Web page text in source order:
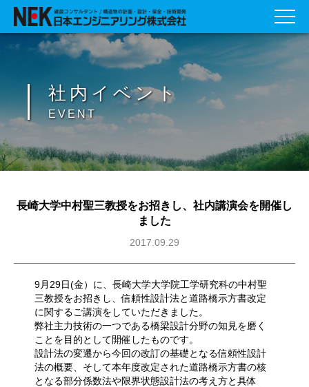
社内イベント
EVENT
長崎大学中村聖三教授をお招きし、社内講演会を開催し
ました
2017.09.29
9月29日(金）に、長崎大学大学院工学研究科の中村聖
三教授をお招きし、信頼性設計法と道路橋示方書改定
に関するご講演をしていただきました。
弊社主力技術の一つである橋梁設計分野の知見を磨く
ことを目的として開催したものです。
設計法の変遷から今回の改訂の基礎となる信頼性設計
法の概要、そして本年度改定された道路橋示方書の核
となる部分係数法や限界状態設計法の考え方と具体